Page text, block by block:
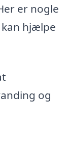
er nogle
hjælpe
og